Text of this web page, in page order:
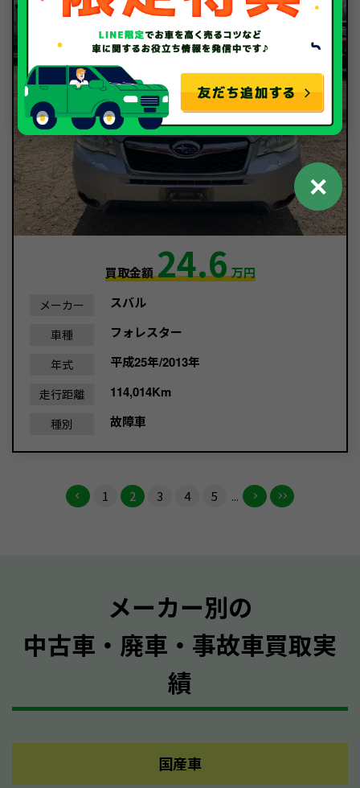
買取金額24.6万円
メーカー スバル
車種 フォレスター
年式 平成25年/2013年
走行距離 114,014Km
種別 故障車
1 2 3 4 5 ...
メーカー別の
中古車・廃車・事故車買取実
績
国産車
✕